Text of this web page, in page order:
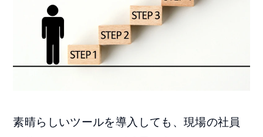
素晴らしいツールを導入しても、現場の社員